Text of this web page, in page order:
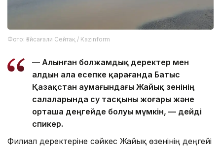
Фото: Ғайсағали Сейтақ / Kazinform
— Алынған болжамдық деректер мен
алдын ала есепке қарағанда Батыс
Қазақстан аумағындағы Жайық өзенінің
салаларында су тасқыны жоғары және
орташа деңгейде болуы мүмкін, — дейді
спикер.
Филиал деректеріне сәйкес Жайық өзенінің деңгейі